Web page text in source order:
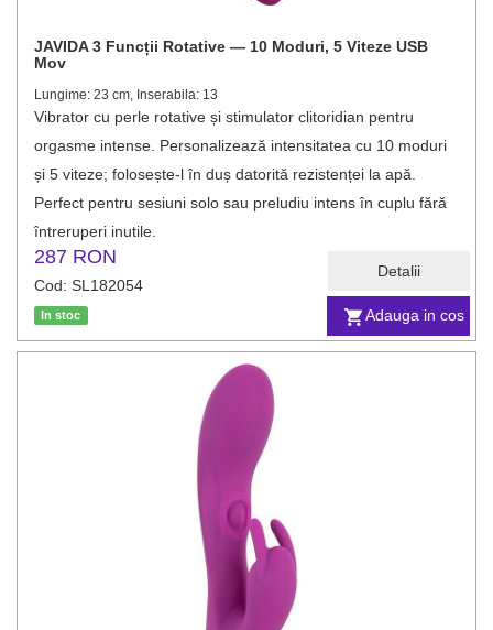
Adauga in cos
Detalii
JAVIDA 3 Funcții Rotative — 10 Moduri, 5 Viteze USB
Mov
Lungime: 23 cm, Inserabila: 13
Vibrator cu perle rotative și stimulator clitoridian pentru
orgasme intense. Personalizează intensitatea cu 10 moduri
și 5 viteze; folosește-l în duș datorită rezistenței la apă.
Perfect pentru sesiuni solo sau preludiu intens în cuplu fără
întreruperi inutile.
287 RON
Cod: SL182054
In stoc